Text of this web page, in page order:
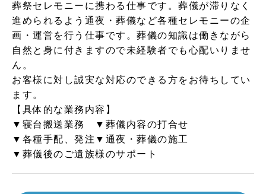
葬祭セレモニーに携わる仕事です。葬儀が滞りなく
進められるよう通夜・葬儀など各種セレモニーの企
画・運営を行う仕事です。葬儀の知識は働きながら
自然と身に付きますので未経験者でも心配いりませ
ん。
お客様に対し誠実な対応のできる方をお待ちしてい
ます。
【具体的な業務内容】
▼寝台搬送業務 ▼葬儀内容の打合せ
▼各種手配、発注▼通夜・葬儀の施工
▼葬儀後のご遺族様のサポート